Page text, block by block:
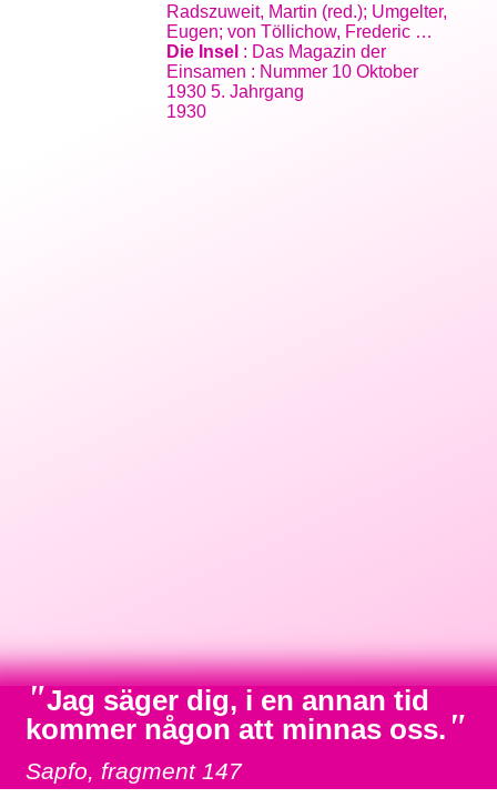
Radszuweit, Martin (red.); Umgelter,
Eugen; von Töllichow, Frederic …
Die Insel : Das Magazin der
Einsamen : Nummer 10 Oktober
1930 5. Jahrgang
1930
"Jag säger dig, i en annan tid
kommer någon att minnas oss. "
Sapfo, fragment 147